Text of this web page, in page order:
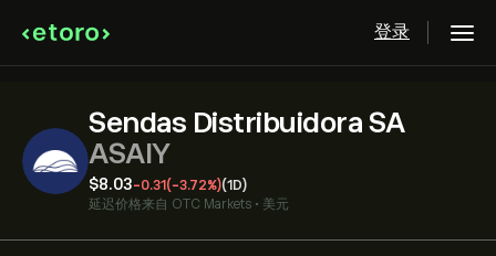
登录
Sendas Distribuidora SA
ASAIY
‎$‎8.03-0.31 (-3.72%)(1D)
延迟价格来自 OTC Markets • 美元